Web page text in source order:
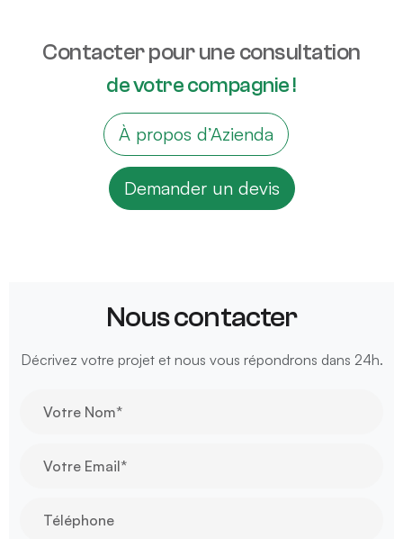
Contacter pour une consultation
de votre compagnie !
À propos d’Azienda
Demander un devis
Nous contacter
Décrivez votre projet et nous vous répondrons dans 24h.